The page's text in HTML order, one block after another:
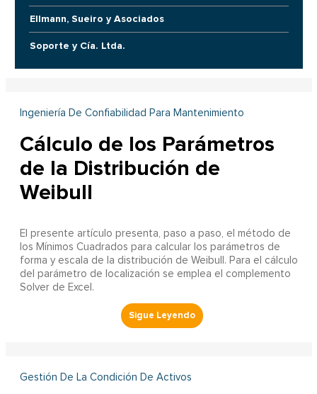
Ellmann, Sueiro y Asociados
Soporte y Cía. Ltda.
Ingeniería De Confiabilidad Para Mantenimiento
Cálculo de los Parámetros
de la Distribución de
Weibull
El presente artículo presenta, paso a paso, el método de
los Mínimos Cuadrados para calcular los parámetros de
forma y escala de la distribución de Weibull. Para el cálculo
del parámetro de localización se emplea el complemento
Solver de Excel.
Gestión De La Condición De Activos